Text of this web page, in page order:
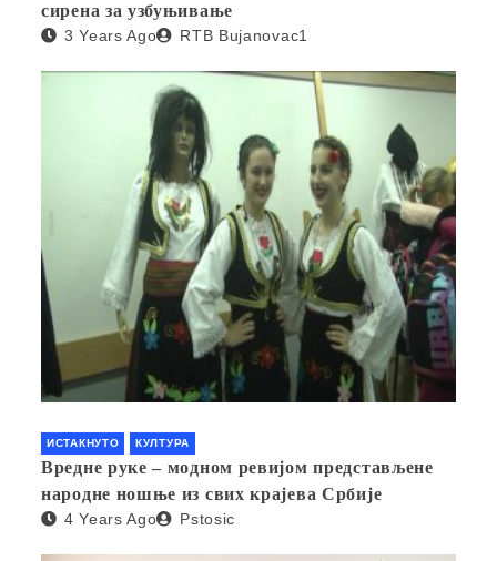
сирена за узбуњивање
3 Years Ago RTB Bujanovac1
ИСТАКНУТО КУЛТУРА
Вредне руке – модном ревијом представљене
народне ношње из свих крајева Србије
4 Years Ago Pstosic